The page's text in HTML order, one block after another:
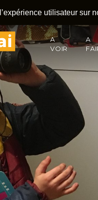
utilisateur sur
A
VOIR
A